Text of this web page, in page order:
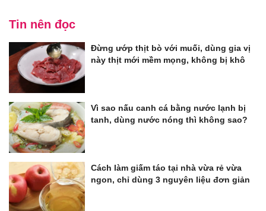
Tin nên đọc
Đừng ướp thịt bò với muối, dùng gia vị
này thịt mới mềm mọng, không bị khô
Vì sao nấu canh cá bằng nước lạnh bị
tanh, dùng nước nóng thì không sao?
Cách làm giấm táo tại nhà vừa rẻ vừa
ngon, chỉ dùng 3 nguyên liệu đơn giản